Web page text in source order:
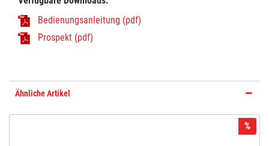
Bedienungsanleitung (pdf)
Prospekt (pdf)
Ähnliche Artikel
%